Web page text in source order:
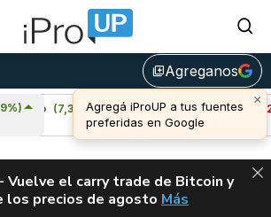
library_addAgreganos
×
Agregá iProUP a tus fuentes
preferidas en Google
(7,34%)
Avalanche (-3,52%)
u$s 6,45
ALERTA
Vuelve el carry trade de Bitcoin y
los precios de agosto VUELVE EL
Más